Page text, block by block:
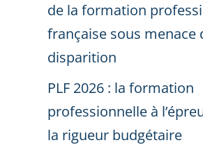
de la formation
française sous menace
disparition
PLF 2026 : la formation
professionnelle à
la rigueur budgétaire